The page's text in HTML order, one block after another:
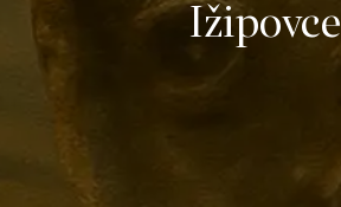
Ižipovce